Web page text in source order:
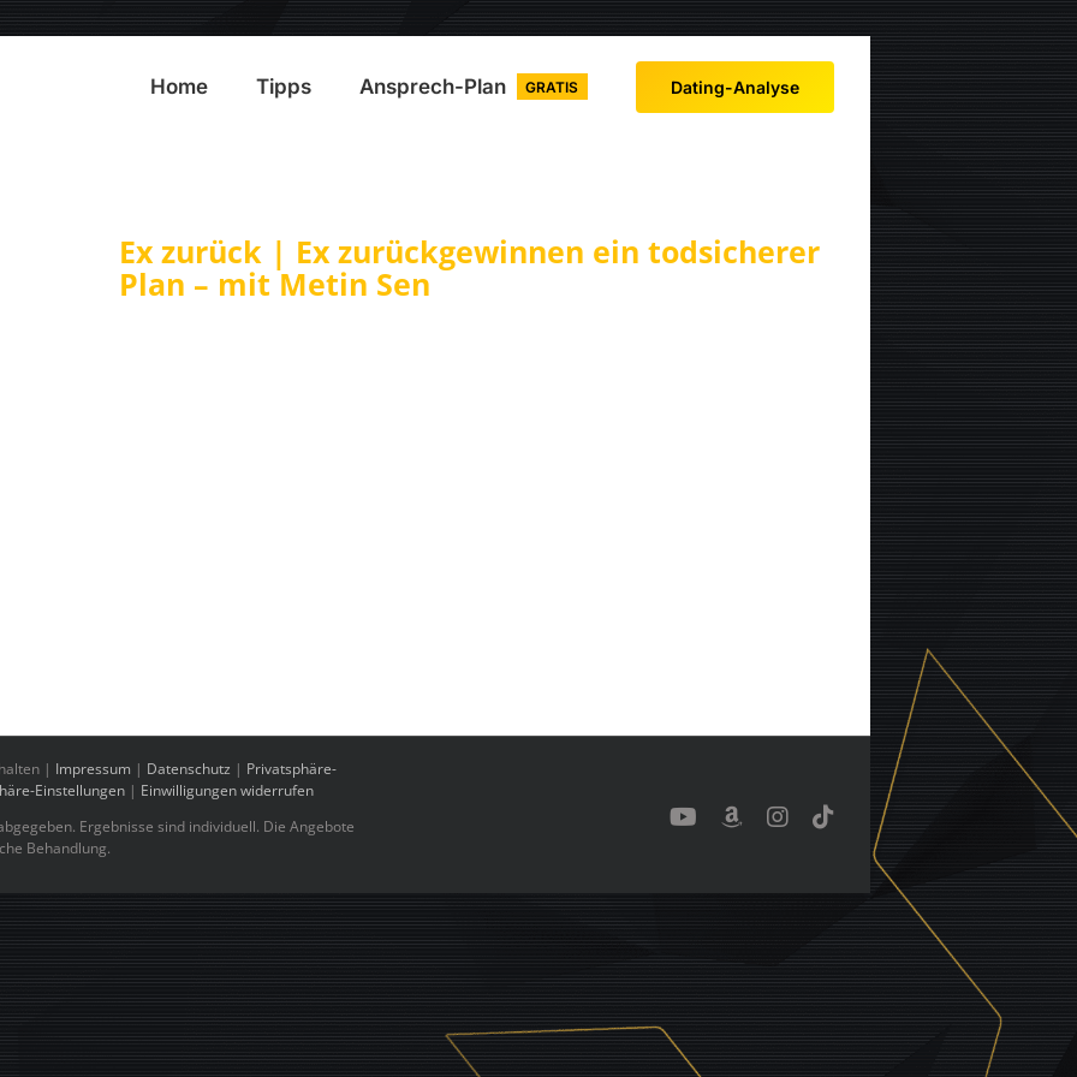
Home Tipps Ansprech-Plan GRATIS Dating-Analyse
Ex zurück | Ex zurückgewinnen ein todsicherer
Plan – mit Metin Sen
| Impressum | Datenschutz | Privatsphäre-
Einstellungen | Einwilligungen widerrufen
Ergebnisse sind individuell. Die Angebote
Behandlung.
YouTubeBenutzerdefiniert
Instagram
Tiktok